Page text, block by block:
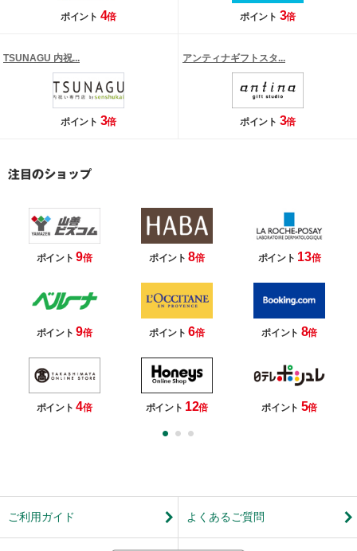
ポイント 4倍 ポイント 3倍
TSUNAGU 内祝...
ポイント 3倍
アンティナギフトスタ...
ポイント 3倍
ポイント9倍 ポイント8倍 ポイント 13倍
ポイント9倍 ポイント6倍 ポイント 8倍
ポイント4倍 ポイント 12倍 ポイント 5倍
ご利用ガイド よくあるご質問